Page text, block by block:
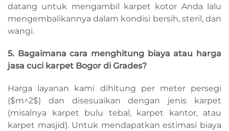
datang untuk mengambil karpet kotor Anda lalu
mengembalikannya dalam kondisi bersih, steril, dan
wangi.
5. Bagaimana cara menghitung biaya atau harga
jasa cuci karpet Bogor di Grades?
Harga layanan kami dihitung per meter persegi
($m^2$) dan disesuaikan dengan jenis karpet
(misalnya karpet bulu tebal, karpet kantor, atau
karpet masjid). Untuk mendapatkan estimasi biaya